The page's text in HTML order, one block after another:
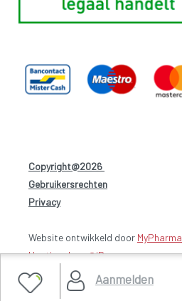
Aanmelden
Copyright@2026
Gebruikersrechten
Privacy-
Website ontwikkeld door MyPharma
Hosting door @iPower